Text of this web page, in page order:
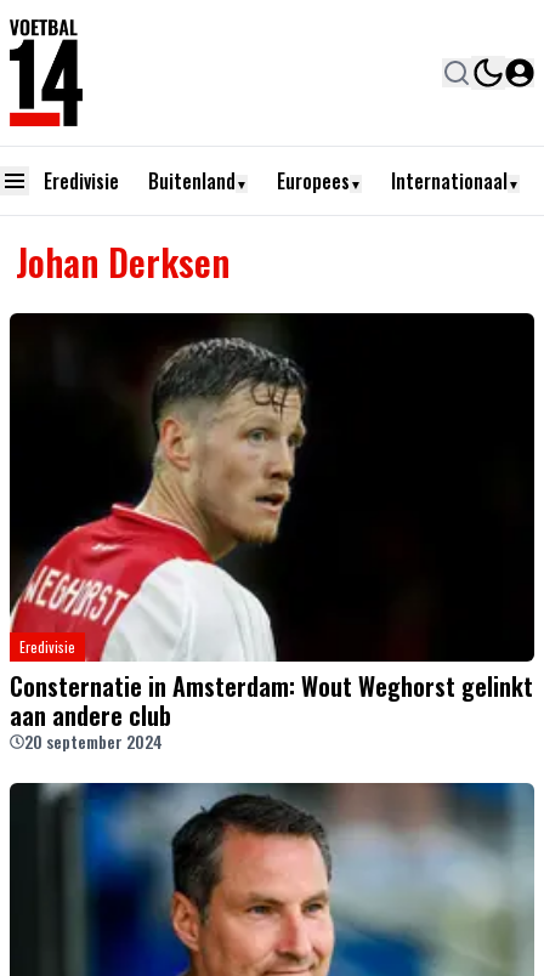
Eredivisie Buitenland ▼ Europees ▼ Internationaal▼
Johan Derksen
Eredivisie
Consternatie in Amsterdam: Wout Weghorst gelinkt
aan andere club
20 september 2024